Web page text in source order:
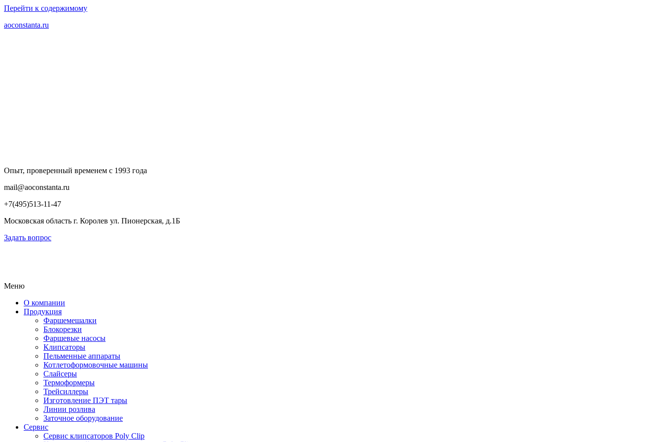
Перейти к содержимому
aoconstanta.ru
Опыт, проверенный временем с 1993 года
mail@aoconstanta.ru
+7(495)513-11-47
Московская область г. Королев ул. Пионерская, д.1Б
Задать вопрос
Меню
О компании
Продукция
Фаршемешалки
Блокорезки
Фаршевые насосы
Клипсаторы
Пельменные аппараты
Котлетоформовочные машины
Слайсеры
Термоформеры
Трейсиллеры
Изготовление ПЭТ тары
Линии розлива
Заточное оборудование
Сервис
Сервис клипсаторов Poly Clip